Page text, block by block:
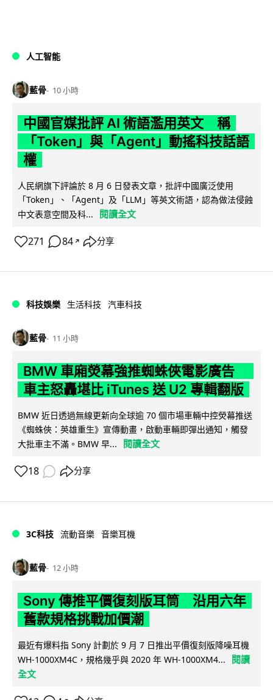
人工智能
藍骨 10 小時
中國官媒批評 AI 術語濫用英文 稱
「Token」與「Agent」動搖科技話語
權
人民網旗下評論於 8 月 6 日發表文章，批評中國廣泛使用
「Token」、「Agent」及「LLM」等英文術語，認為做法侵蝕
中文表意空間及科...
閱讀全文
271 84 ↗ 分享
科技娛樂 生活科技 汽車科技
藍骨 11 小時
BMW 車廂熒幕強推蜘蛛俠電影廣告
車主怒轟堪比 iTunes 送 U2 專輯翻版
BMW 近日透過無線更新向全球逾 70 個市場車輛中控熒幕推送
《蜘蛛俠：英雄重生》宣傳動畫，啟動車輛即彈出通知，觸發
大批車主不滿。BMW 早...
閱讀全文
18 分享
3C科技 流動音樂 音樂耳機
藍骨 12 小時
Sony 傳推平價復刻版耳筒 沿用六年
舊款規格挑戰加價潮
最近有爆料指 Sony 計劃於 9 月 7 日推出平價復刻版降噪耳機
WH-1000XM4C，規格幾乎與 2020 年 WH-1000XM4...
閱讀
全文